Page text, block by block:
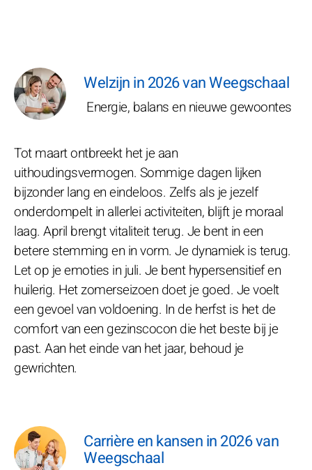
Welzijn in 2026 van Weegschaal
Energie, balans en nieuwe gewoontes
Tot maart ontbreekt het je aan
uithoudingsvermogen. Sommige dagen lijken
bijzonder lang en eindeloos. Zelfs als je jezelf
onderdompelt in allerlei activiteiten, blijft je moraal
laag. April brengt vitaliteit terug. Je bent in een
betere stemming en in vorm. Je dynamiek is terug.
Let op je emoties in juli. Je bent hypersensitief en
huilerig. Het zomerseizoen doet je goed. Je voelt
een gevoel van voldoening. In de herfst is het de
comfort van een gezinscocon die het beste bij je
past. Aan het einde van het jaar, behoud je
gewrichten.
Carrière en kansen in 2026 van
Weegschaal